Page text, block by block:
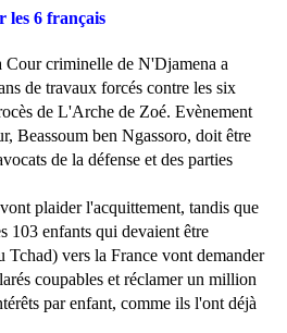
les 6 français
Cour criminelle de N'Djamena a
de travaux forcés contre les six
de L'Arche de Zoé. Evènement
Beassoum ben Ngassoro, doit être
de la défense et des parties
plaider l'acquittement, tandis que
103 enfants qui devaient être
Tchad) vers la France vont demander
coupables et réclamer un million
par enfant, comme ils l'ont déjà